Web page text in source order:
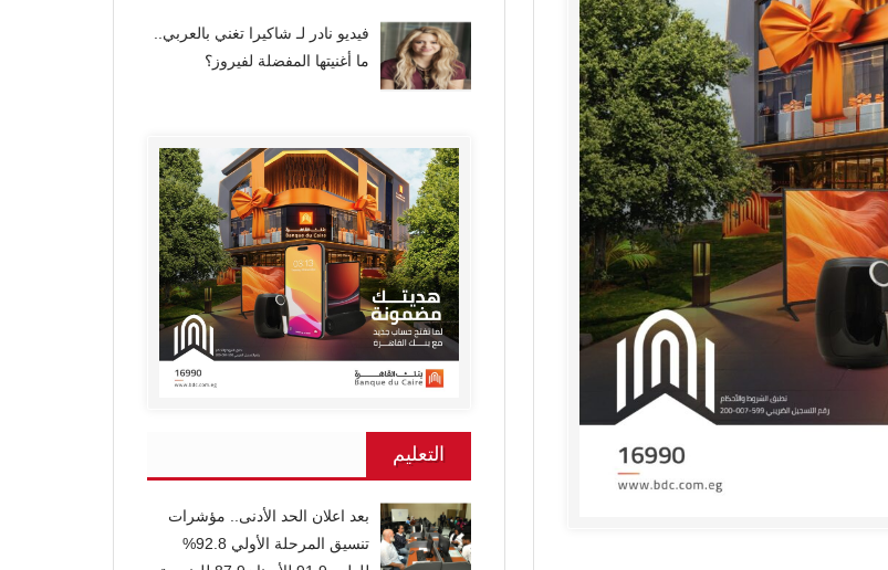
فيديو نادر لـ شاكيرا تغني بالعربي..
ما أغنيتها المفضلة لفيروز؟
التعليم
بعد اعلان الحد الأدنى.. مؤشرات
تنسيق المرحلة الأولي 92.8%